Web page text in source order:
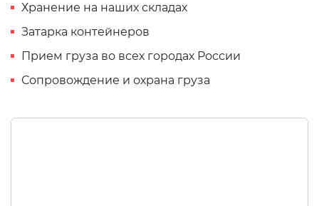
Хранение на наших складах
Затарка контейнеров
Прием груза во всех городах России
Сопровождение и охрана груза